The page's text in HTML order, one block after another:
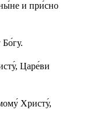
и при́сно
Царе́ви
Христу́,